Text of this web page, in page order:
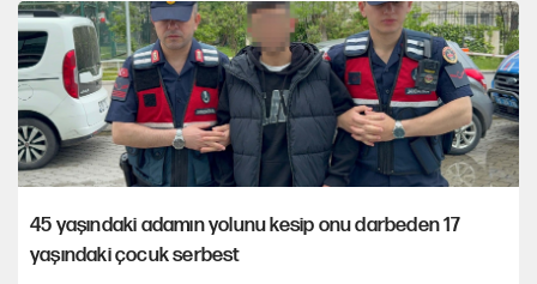
45 yaşındaki adamın yolunu kesip onu darbeden 17
yaşındaki çocuk serbest